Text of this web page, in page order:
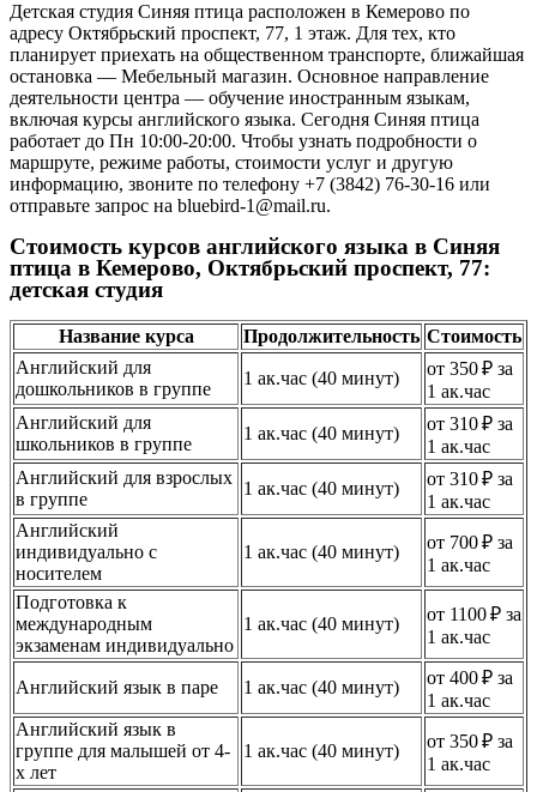
Детская студия Синяя птица расположен в Кемерово по
адресу Октябрьский проспект, 77, 1 этаж. Для тех, кто
планирует приехать на общественном транспорте, ближайшая
остановка — Мебельный магазин. Основное направление
деятельности центра — обучение иностранным языкам,
включая курсы английского языка. Сегодня Синяя птица
работает до Пн 10:00-20:00. Чтобы узнать подробности о
маршруте, режиме работы, стоимости услуг и другую
информацию, звоните по телефону +7 (3842) 76-30-16 или
отправьте запрос на bluebird-1@mail.ru.
Стоимость курсов английского языка в Синяя
птица в Кемерово, Октябрьский проспект, 77:
детская студия
Название курса Продолжительность Стоимость
Английский для
дошкольников в группе
1 ак.час (40 минут)
от 350 ₽ за
1 ак.час
Английский для
школьников в группе
1 ак.час (40 минут)
от 310 ₽ за
1 ак.час
Английский для взрослых
в группе
1 ак.час (40 минут)
от 310 ₽ за
1 ак.час
Английский
индивидуально с
носителем
1 ак.час (40 минут)
от 700 ₽ за
1 ак.час
Подготовка к
международным
экзаменам индивидуально
1 ак.час (40 минут)
от 1100 ₽ за
1 ак.час
Английский язык в паре 1 ак.час (40 минут)
от 400 ₽ за
1 ак.час
Английский язык в
группе для малышей от 4-
х лет
1 ак.час (40 минут)
от 350 ₽ за
1 ак.час